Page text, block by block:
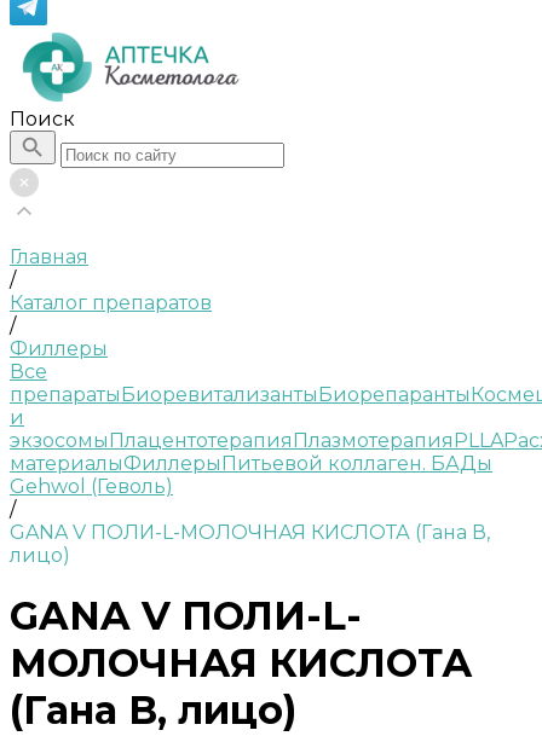
Поиск
Главная
/
Каталог препаратов
/
Филлеры
Все
препаратыБиоревитализантыБиорепаранты
и
экзосомыПлацентотерапияПлазмотерапияPLLA
материалыФиллерыПитьевой коллаген. БАДы
Gehwol (Геволь)
/
GANA V ПОЛИ-L-МОЛОЧНАЯ КИСЛОТА (Гана В,
лицо)
GANA V ПОЛИ-L-
МОЛОЧНАЯ КИСЛОТА
(Гана В, лицо)